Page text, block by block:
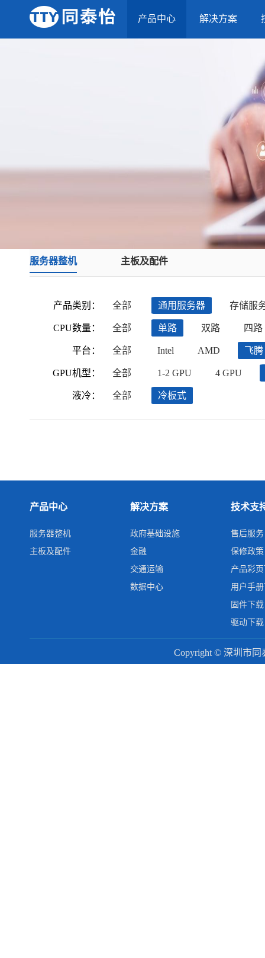
产品中心 解决方案
服务器整机 主板及配件
产品类别：
CPU数量：
平台：
GPU机型：
液冷：
全部 通用服务器 存储服
全部 单路 双路 四路
全部 Intel AMD 飞腾
全部 1-2 GPU 4 GPU
全部 冷板式
产品中心
服务器整机
主板及配件
解决方案
政府基础设施
金融
交通运输
数据中心
技术支
售后服务
保修政策
产品彩
用户手
固件下载
驱动下载
Copyright © 深圳市同